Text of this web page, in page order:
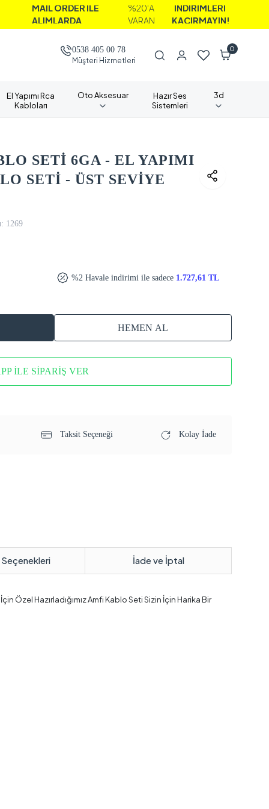
ORDER İLE
%20'A
İNDİRİMLERİ
KAÇIRMAYIN!
0538 405 00 78
Müşteri Hizmetleri
0
El Yapımı Rca
Kabloları
Oto Aksesuar
Hazır Ses
Sistemleri
3d
SETİ 6GA - EL YAPIMI
SETİ - ÜST SEVİYE
1269
%2 Havale indirimi ile sadece 1.727,61 TL
HEMEN AL
İLE SİPARİŞ VER
Taksit Seçeneği Kolay İade
İade ve İptal
Özel Hazırladığımız Amfi Kablo Seti Sizin İçin Harika Bir